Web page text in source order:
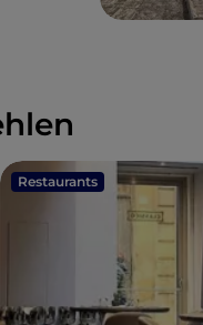
Restaurants